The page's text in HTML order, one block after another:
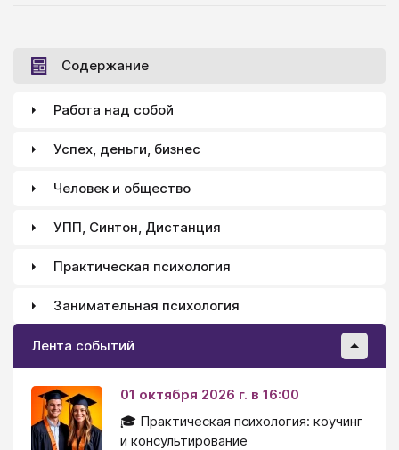
Содержание
Работа над собой
Успех, деньги, бизнес
Человек и общество
УПП, Синтон, Дистанция
Практическая психология
Занимательная психология
Лента событий
01 октября 2026 г. в 16:00
🎓 Практическая психология: коучинг
и консультирование